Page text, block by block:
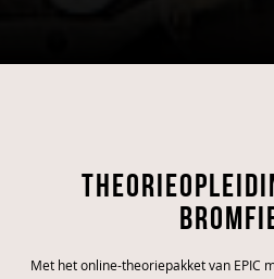
Met het online-theoriepakket van EPIC